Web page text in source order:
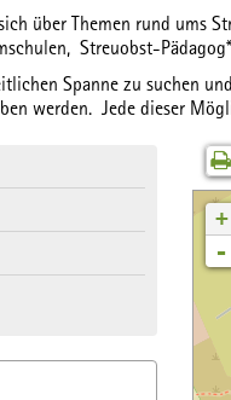
über Themen rund ums
Streuobst-
Spannezu suchen
werden. Jede dieser
+
-